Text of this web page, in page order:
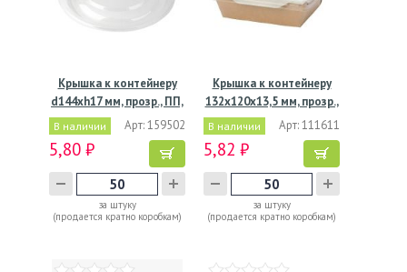
Крышка к контейнеру
d144хh17 мм, прозр., ПП,
В наличии Арт: 159502
5,80 ₽
за штуку
(продается кратно коробкам)
Крышка к контейнеру
132х120х13,5 мм, прозр.,
В наличии Арт: 111611
5,82 ₽
за штуку
(продается кратно коробкам)